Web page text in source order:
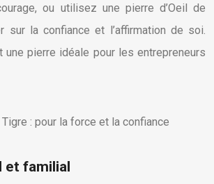
ou utilisez une pierre d’Oeil de
sur la confiance et l’affirmation de soi.
une pierre idéale pour les entrepreneurs
et familial